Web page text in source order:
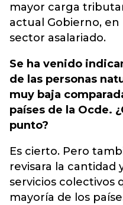
mayor carga
actual Gobierno,
sector asalariado.
Se ha venido
de las personas
muy baja
países de la Ocde.
punto?
Es cierto. Pero
revisara la cantidad
servicios colectivos
mayoría de los